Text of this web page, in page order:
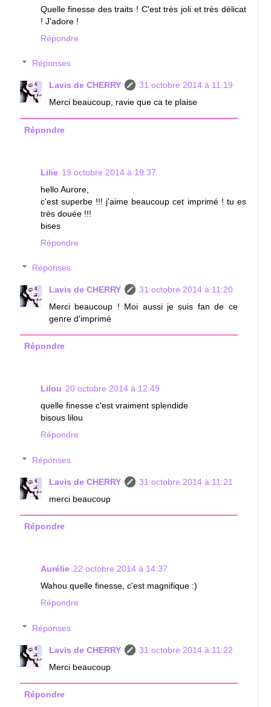
Quelle finesse des traits ! C'est très joli et très délicat
! J'adore !
Répondre
Réponses
Lavis de CHERRY
31 octobre 2014 à 11:19
Merci beaucoup, ravie que ca te plaise
Répondre
Lilie 19 octobre 2014 à 19:37
hello Aurore,
c'est superbe !!! j'aime beaucoup cet imprimé ! tu es
très douée !!!
bises
Répondre
Réponses
Lavis de CHERRY
31 octobre 2014 à 11:20
Merci beaucoup ! Moi aussi je suis fan de ce
genre d'imprimé
Répondre
Lilou 20 octobre 2014 à 12:49
quelle finesse c'est vraiment splendide
bisous lilou
Répondre
Réponses
Lavis de CHERRY
31 octobre 2014 à 11:21
merci beaucoup
Répondre
Aurélie 22 octobre 2014 à 14:37
Wahou quelle finesse, c'est magnifique :)
Répondre
Réponses
Lavis de CHERRY
31 octobre 2014 à 11:22
Merci beaucoup
Répondre